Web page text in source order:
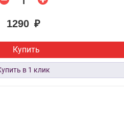
1290 ₽
Купить